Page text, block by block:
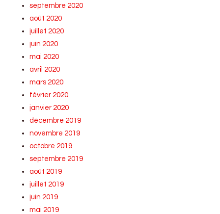
septembre 2020
août 2020
juillet 2020
juin 2020
mai 2020
avril 2020
mars 2020
février 2020
janvier 2020
décembre 2019
novembre 2019
octobre 2019
septembre 2019
août 2019
juillet 2019
juin 2019
mai 2019